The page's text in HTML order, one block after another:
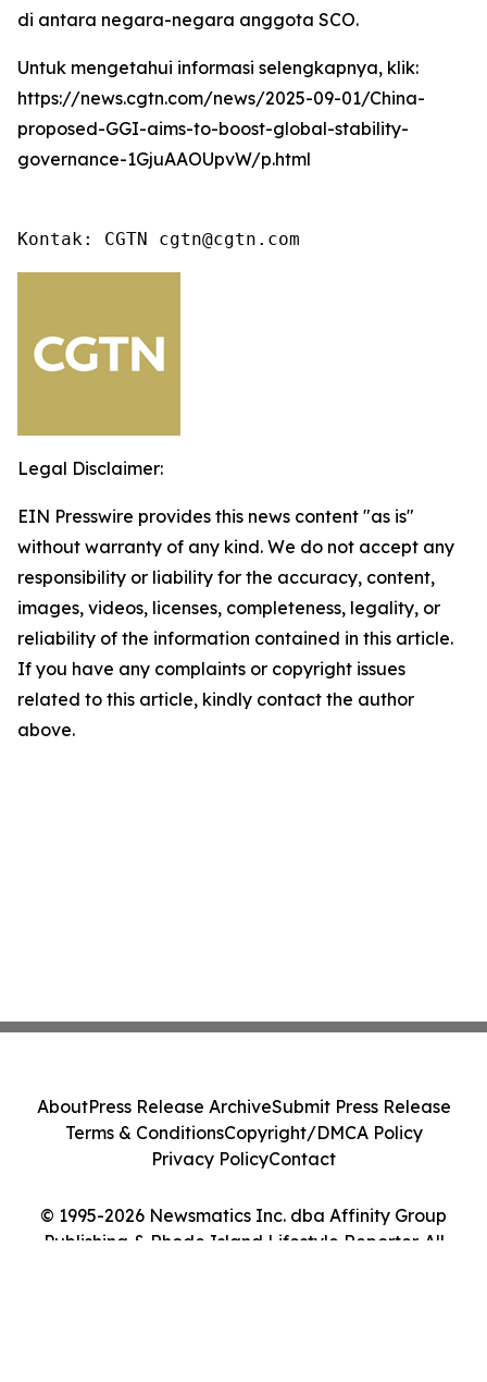
di antara negara-negara anggota SCO.
Untuk mengetahui informasi selengkapnya, klik:
https://news.cgtn.com/news/2025-09-01/China-
proposed-GGI-aims-to-boost-global-stability-
governance-1GjuAAOUpvW/p.html
Kontak: CGTN cgtn@cgtn.com
Legal Disclaimer:
EIN Presswire provides this news content "as is"
without warranty of any kind. We do not accept any
responsibility or liability for the accuracy, content,
images, videos, licenses, completeness, legality, or
reliability of the information contained in this article.
If you have any complaints or copyright issues
related to this article, kindly contact the author
above.
© 1995-2026 Newsmatics Inc. dba Affinity Group
Publishing & Rhode Island Lifestyle Reporter. All
AboutPress Release ArchiveSubmit Press Release
Terms & ConditionsCopyright/DMCA Policy
Privacy PolicyContact